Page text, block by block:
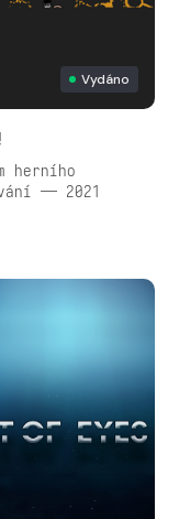
Vydáno
herního
— 2021